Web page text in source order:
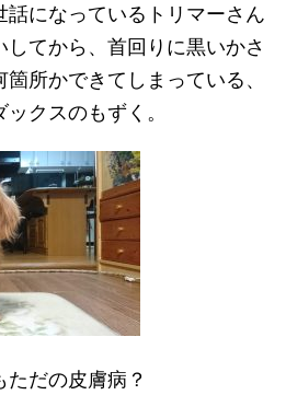
になっているトリマーさん
てから、首回りに黒いかさ
所かできてしまっている、
クスのもずく。
だの皮膚病？